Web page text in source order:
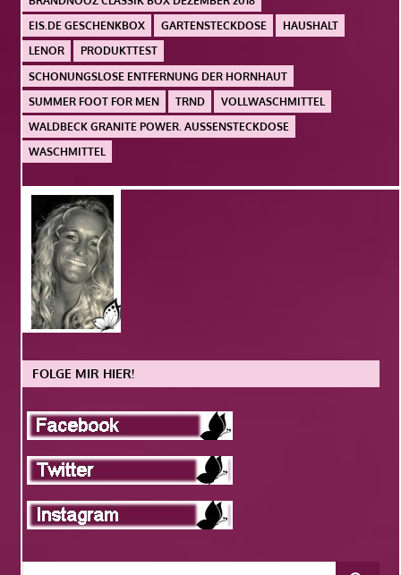
EIS.DE GESCHENKBOX
GARTENSTECKDOSE
HAUSHALT
LENOR
PRODUKTTEST
SCHONUNGSLOSE ENTFERNUNG DER HORNHAUT
SUMMER FOOT FOR MEN
TRND
VOLLWASCHMITTEL
WALDBECK GRANITE POWER. AUSSENSTECKDOSE
WASCHMITTEL
FOLGE MIR HIER!